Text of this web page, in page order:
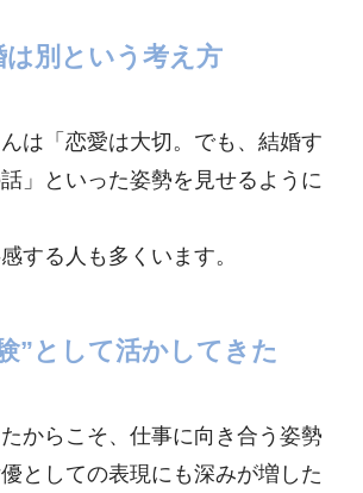
は別という考え方
は「恋愛は大切。でも、結婚す
」といった姿勢を見せるように
する人も多くいます。
”として活かしてきた
からこそ、仕事に向き合う姿勢
としての表現にも深みが増した